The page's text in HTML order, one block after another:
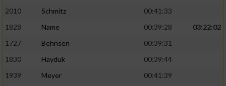
2010
Schmitz
00:41:33
1828
Name 00:39:28
03:22:02
1727
Behnsen
00:39:31
1830
Hayduk
00:39:44
1939
Meyer
00:41:39